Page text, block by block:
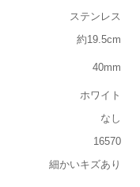
ステンレス
約19.5cm
40mm
ホワイト
なし
16570
細かいキズあり